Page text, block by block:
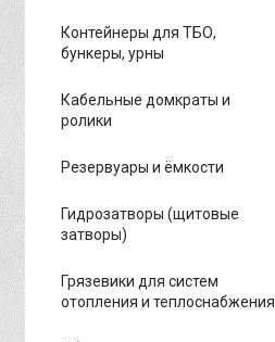
Контейнеры для ТБО,
бункеры, урны
Кабельные домкраты и
ролики
Резервуары и ёмкости
Гидрозатворы (щитовые
затворы)
Грязевики для систем
отопления и теплоснабжения